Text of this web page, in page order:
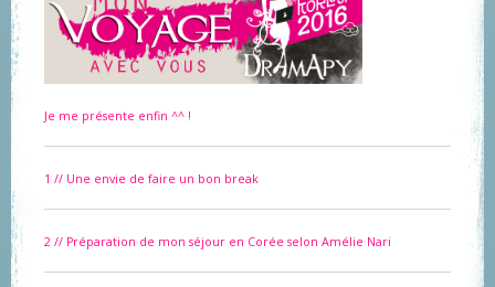
Je me présente enfin ^^ !
1 // Une envie de faire un bon break
2 // Préparation de mon séjour en Corée selon Amélie Nari